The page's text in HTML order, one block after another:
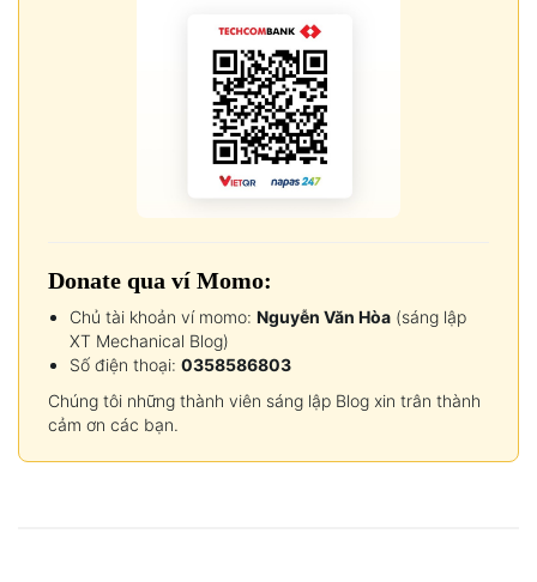
Donate qua ví Momo:
Chủ tài khoản ví momo: Nguyễn Văn Hòa (sáng lập
XT Mechanical Blog)
Số điện thoại: 0358586803
Chúng tôi những thành viên sáng lập Blog xin trân thành
cảm ơn các bạn.